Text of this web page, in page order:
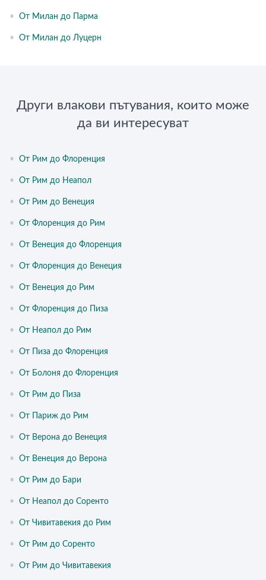
• От Милан до Парма
• От Милан до Луцерн
Други влакови пътувания, които може
да ви интересуват
• От Рим до Флоренция
• От Рим до Неапол
• От Рим до Венеция
• От Флоренция до Рим
• От Венеция до Флоренция
• От Флоренция до Венеция
• От Венеция до Рим
• От Флоренция до Пиза
• От Неапол до Рим
• От Пиза до Флоренция
• От Болоня до Флоренция
• От Рим до Пиза
• От Париж до Рим
• От Верона до Венеция
• От Венеция до Верона
• От Рим до Бари
• От Неапол до Соренто
• От Чивитавекия до Рим
• От Рим до Соренто
• От Рим до Чивитавекия